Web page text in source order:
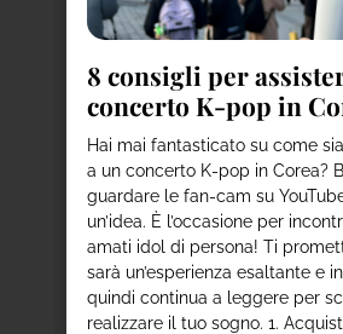
8 consigli per
concerto K-pop in
Hai mai fantasticato su come
a un concerto K-pop in Corea?
guardare le fan-cam su
un’idea. È l’occasione per
amati idol di persona! Ti
sarà un’esperienza esaltante e
quindi continua a leggere per
realizzare il tuo sogno. 1.